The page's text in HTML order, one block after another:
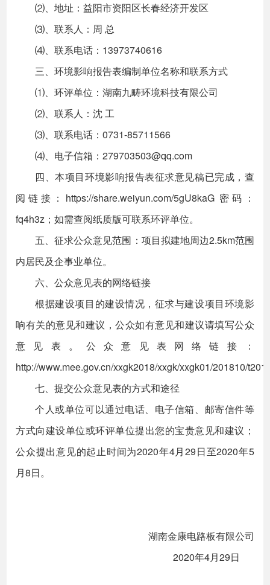
⑵、地址：益阳市资阳区长春经济开发区
⑶、联系人：周 总
⑷、联系电话：13973740616
三、环境影响报告表编制单位名称和联系方式
⑴、环评单位：湖南九畴环境科技有限公司
⑵、联系人：沈 工
⑶、联系电话：0731-85711566
⑷、电子信箱：279703503@qq.com
四、本项目环境影响报告表征求意见稿已完成，查
阅链接：https://share.weiyun.com/5gU8kaG 密码：
fq4h3z；如需查阅纸质版可联系环评单位。
五、征求公众意见范围：项目拟建地周边2.5km范围
内居民及企事业单位。
六、公众意见表的网络链接
根据建设项目的建设情况，征求与建设项目环境影
响有关的意见和建议，公众如有意见和建议请填写公众
意见表。公众意见表网络链接：
http://www.mee.gov.cn/xxgk2018/xxgk/xxgk01/201810/
七、提交公众意见表的方式和途径
个人或单位可以通过电话、电子信箱、邮寄信件等
方式向建设单位或环评单位提出您的宝贵意见和建议；
公众提出意见的起止时间为2020年4月29日至2020年5
月8日。
湖南金康电路板有限公司
2020年4月29日